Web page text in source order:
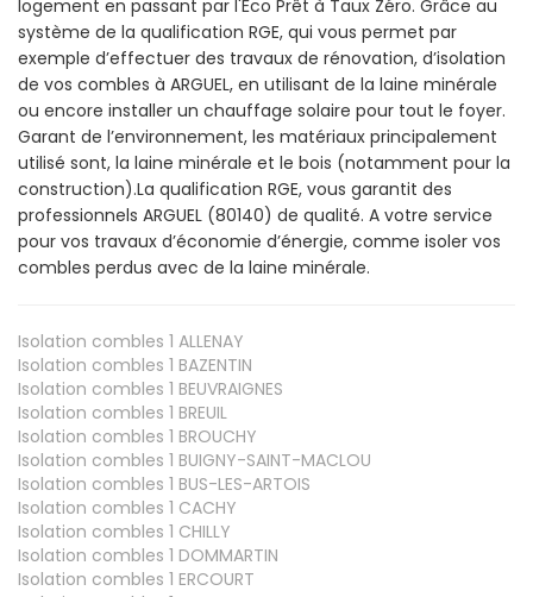
logement en passant par l'Éco Prêt à Taux Zéro. Grâce au
système de la qualification RGE, qui vous permet par
exemple d’effectuer des travaux de rénovation, d’isolation
de vos combles à ARGUEL, en utilisant de la laine minérale
ou encore installer un chauffage solaire pour tout le foyer.
Garant de l’environnement, les matériaux principalement
utilisé sont, la laine minérale et le bois (notamment pour la
construction).La qualification RGE, vous garantit des
professionnels ARGUEL (80140) de qualité. A votre service
pour vos travaux d’économie d’énergie, comme isoler vos
combles perdus avec de la laine minérale.
Isolation combles 1 ALLENAY
Isolation combles 1 BAZENTIN
Isolation combles 1 BEUVRAIGNES
Isolation combles 1 BREUIL
Isolation combles 1 BROUCHY
Isolation combles 1 BUIGNY-SAINT-MACLOU
Isolation combles 1 BUS-LES-ARTOIS
Isolation combles 1 CACHY
Isolation combles 1 CHILLY
Isolation combles 1 DOMMARTIN
Isolation combles 1 ERCOURT